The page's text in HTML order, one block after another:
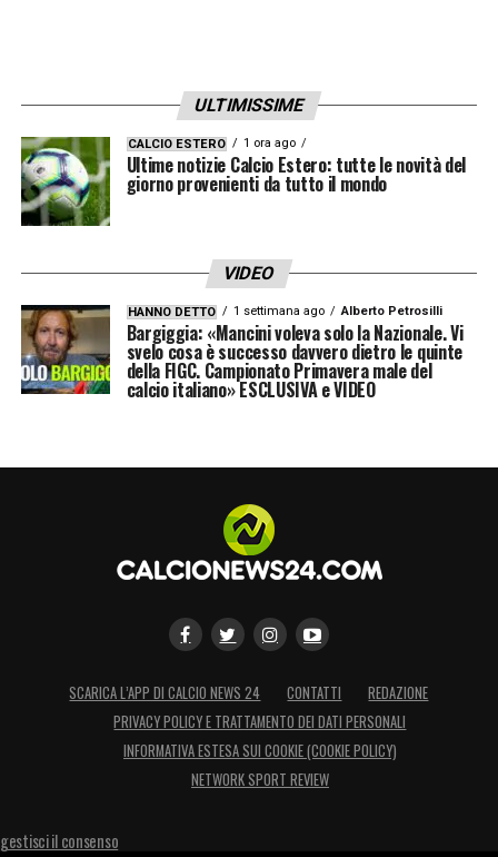
ULTIMISSIME
CALCIO ESTERO 1 ora ago
Ultime notizie Calcio Estero: tutte le novità del
giorno provenienti da tutto il mondo
VIDEO
HANNO DETTO 1 settimana ago Alberto Petrosilli
Bargiggia: «Mancini voleva solo la Nazionale. Vi
svelo cosa è successo davvero dietro le quinte
della FIGC. Campionato Primavera male del
calcio italiano» ESCLUSIVA e VIDEO
SCARICA L’APP DI CALCIO NEWS 24 CONTATTI
REDAZIONE
PRIVACY POLICY E TRATTAMENTO DEI DATI PERSONALI
INFORMATIVA ESTESA SUI COOKIE (COOKIE POLICY)
NETWORK SPORT REVIEW
gestisci il consenso